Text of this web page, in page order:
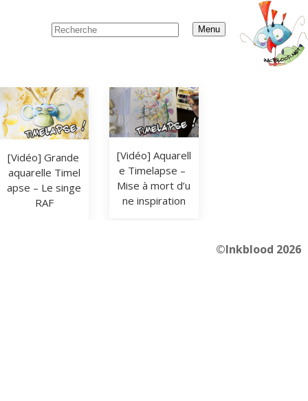
Menu
[Vidéo] Grande
aquarelle Timel
apse – Le singe
RAF
[Vidéo] Aquarell
e Timelapse –
Mise à mort d’u
ne inspiration
©Inkblood 2026